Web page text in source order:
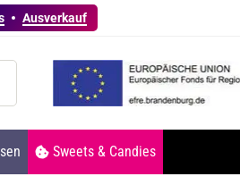
Ausverkauf
Sweets & Candies